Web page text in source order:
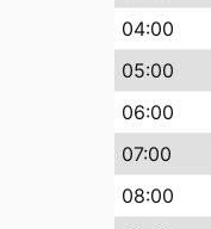
04:00
05:00
06:00
07:00
08:00